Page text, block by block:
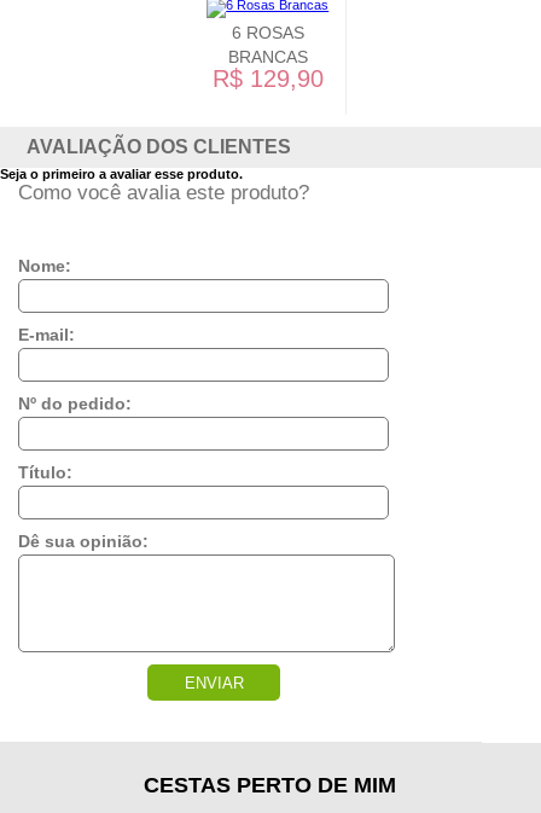
6 ROSAS
BRANCAS
R$ 129,90
AVALIAÇÃO DOS CLIENTES
Seja o primeiro a avaliar esse produto.
Como você avalia este produto?
Nome:
E-mail:
Nº do pedido:
Título:
Dê sua opinião:
ENVIAR
CESTAS PERTO DE MIM